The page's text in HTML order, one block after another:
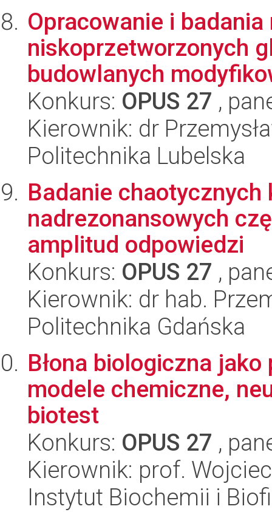
Opracowanie i
niskoprzetworzonych
budowlanych
Konkurs: OPUS 27 ,
Kierownik: dr
Politechnika Lubelska
Badanie chaotycznych
nadrezonansowych
amplitud odpowiedzi
Konkurs: OPUS 27 ,
Kierownik: dr hab.
Politechnika Gdańska
Błona biologiczna
modele chemiczne,
biotest
Konkurs: OPUS 27 ,
Kierownik: prof.
Instytut Biochemii i